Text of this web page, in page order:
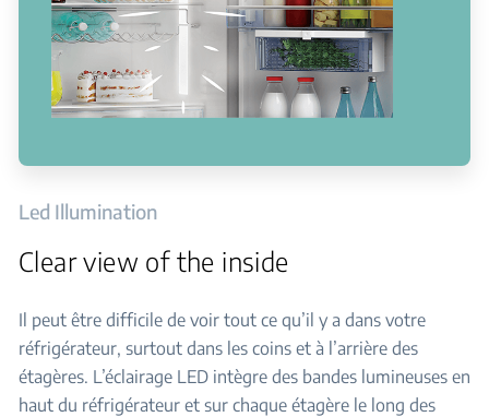
Led Illumination
Clear view of the inside
Il peut être difficile de voir tout ce qu’il y a dans votre
réfrigérateur, surtout dans les coins et à l’arrière des
étagères. L’éclairage LED intègre des bandes lumineuses en
haut du réfrigérateur et sur chaque étagère le long des